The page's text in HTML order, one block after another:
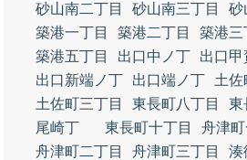
砂山南二丁目
砂山南三丁目
砂
築港一丁目
築港二丁目 築港三
築港五丁目
出口中ノ丁
出口甲
出口新端ノ丁
出口端ノ丁
土佐
土佐町三丁目
東長町八丁目
東
尾崎丁
東長町十丁目
舟津町
舟津町二丁目
舟津町三丁目
湊